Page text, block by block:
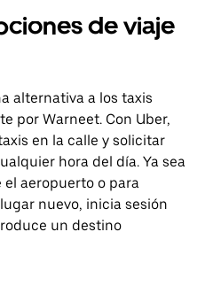
de viaje
alternativa a los taxis
por Warneet. Con Uber,
en la calle y solicitar
hora del día. Ya sea
aeropuerto o para
nuevo, inicia sesión
un destino